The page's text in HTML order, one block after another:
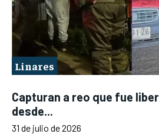
Linares
Capturan a reo que fue
desde...
31 de julio de 2026